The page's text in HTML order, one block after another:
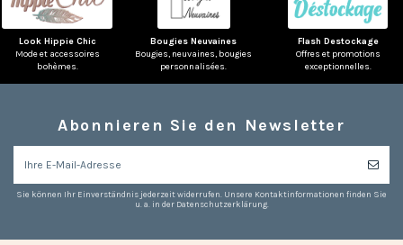
Look Hippie Chic
Mode et accessoires
bohèmes.
Bougies Neuvaines
Bougies, neuvaines, bougies
personnalisées.
Flash Destockage
Offres et promotions
exceptionnelles.
Abonnieren Sie den Newsletter
Sie können Ihr Einverständnis jederzeit widerrufen. Unsere Kontaktinformationen finden Sie
u. a. in der Datenschutzerklärung.